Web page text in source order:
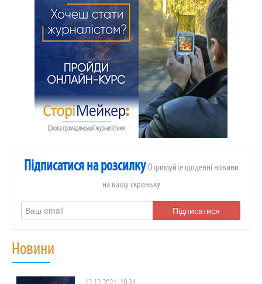
Підписатися на розсилку Отримуйте щоденні новини
на вашу скриньку
Підписатися
Новини